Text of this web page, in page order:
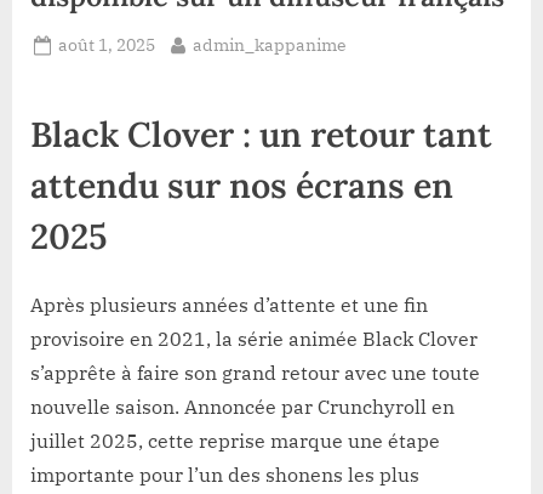
Posted
août 1, 2025 By
admin_kappanime
Black Clover : un retour tant
attendu sur nos écrans en
2025
Après plusieurs années d’attente et une fin
provisoire en 2021, la série animée Black Clover
s’apprête à faire son grand retour avec une toute
nouvelle saison. Annoncée par Crunchyroll en
juillet 2025, cette reprise marque une étape
importante pour l’un des shonens les plus